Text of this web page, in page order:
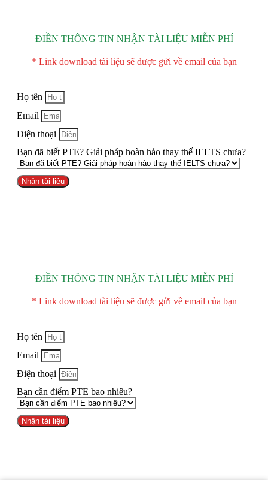
ĐIỀN THÔNG TIN NHẬN TÀI LIỆU MIỄN PHÍ
* Link download tài liệu sẽ được gửi về email của bạn
Họ tên
Email
Điện thoại
Bạn đã biết PTE? Giải pháp hoàn hảo thay thế IELTS chưa?
Nhận tài liệu
ĐIỀN THÔNG TIN NHẬN TÀI LIỆU MIỄN PHÍ
* Link download tài liệu sẽ được gửi về email của bạn
Họ tên
Email
Điện thoại
Bạn cần điểm PTE bao nhiêu?
Nhận tài liệu